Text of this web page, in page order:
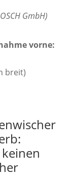
GmbH)
vorne:
breit)